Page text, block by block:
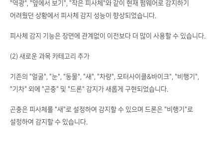
"역광", "옆에서 보기", "작은 피사체"와 같이 현재 펌웨어로 감지하기
어려웠던 상황에서 피사체 감지 성능이 향상되었습니다.
피사체 감지 기능은 장면에 관계없이 이전보다 더 많이 사용할 수 있습니다.
(2) 새로운 과목 카테고리 추가
기존의 "얼굴", "눈", "동물", "새", "차량", 모터사이클&바이크", "비행기",
"기차" 외에 "곤충" 및 "드론" 감지가 새롭게 구현되었습니다.
곤충은 피사체를 "새"로 설정하여 감지할 수 있으며 드론은 "비행기"로
설정하여 감지할 수 있습니다.